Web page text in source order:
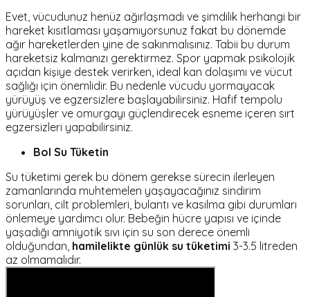
Evet, vücudunuz henüz ağırlaşmadı ve şimdilik herhangi bir
hareket kısıtlaması yaşamıyorsunuz fakat bu dönemde
ağır hareketlerden yine de sakınmalısınız. Tabii bu durum
hareketsiz kalmanızı gerektirmez. Spor yapmak psikolojik
açıdan kişiye destek verirken, ideal kan dolaşımı ve vücut
sağlığı için önemlidir. Bu nedenle vücudu yormayacak
yürüyüş ve egzersizlere başlayabilirsiniz. Hafif tempolu
yürüyüşler ve omurgayı güçlendirecek esneme içeren sırt
egzersizleri yapabilirsiniz.
Bol Su Tüketin
Su tüketimi gerek bu dönem gerekse sürecin ilerleyen
zamanlarında muhtemelen yaşayacağınız sindirim
sorunları, cilt problemleri, bulantı ve kasılma gibi durumları
önlemeye yardımcı olur. Bebeğin hücre yapısı ve içinde
yaşadığı amniyotik sıvı için su son derece önemli
olduğundan, hamilelikte günlük su tüketimi 3-3.5 litreden
az olmamalıdır.